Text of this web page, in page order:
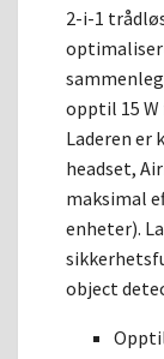
2-i-1
opptil 15 W
Laderen er
headset,
maksimal
enheter).
object